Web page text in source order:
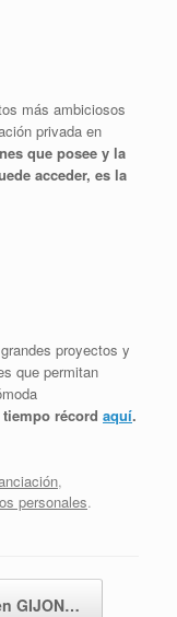
más ambiciosos
privada en
que posee y la
acceder, es la
proyectos y
que permitan
récord aquí.
,
personales.
GIJON…